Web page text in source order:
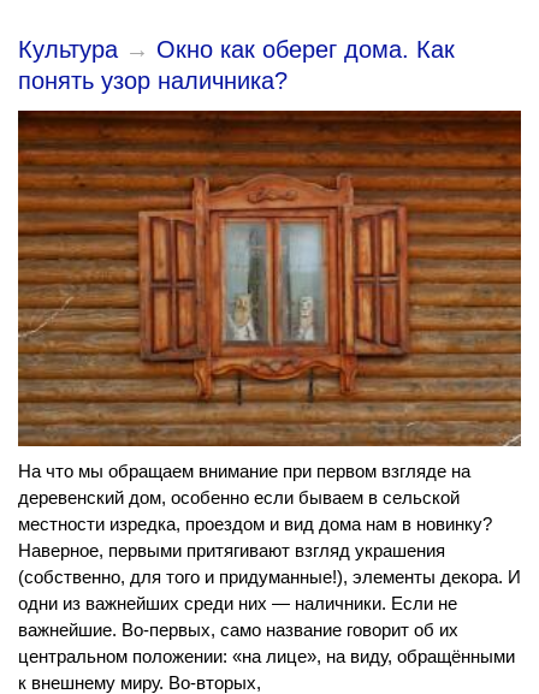
Культура → Окно как оберег дома. Как
понять узор наличника?
На что мы обращаем внимание при первом взгляде на
деревенский дом, особенно если бываем в сельской
местности изредка, проездом и вид дома нам в новинку?
Наверное, первыми притягивают взгляд украшения
(собственно, для того и придуманные!), элементы декора. И
одни из важнейших среди них — наличники. Если не
важнейшие. Во-первых, само название говорит об их
центральном положении: «на лице», на виду, обращёнными
к внешнему миру. Во-вторых,